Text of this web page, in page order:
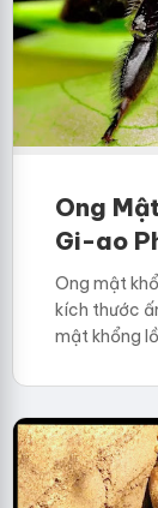
Ong
Gi-ao
Ong mật
kích thước
mật khổng